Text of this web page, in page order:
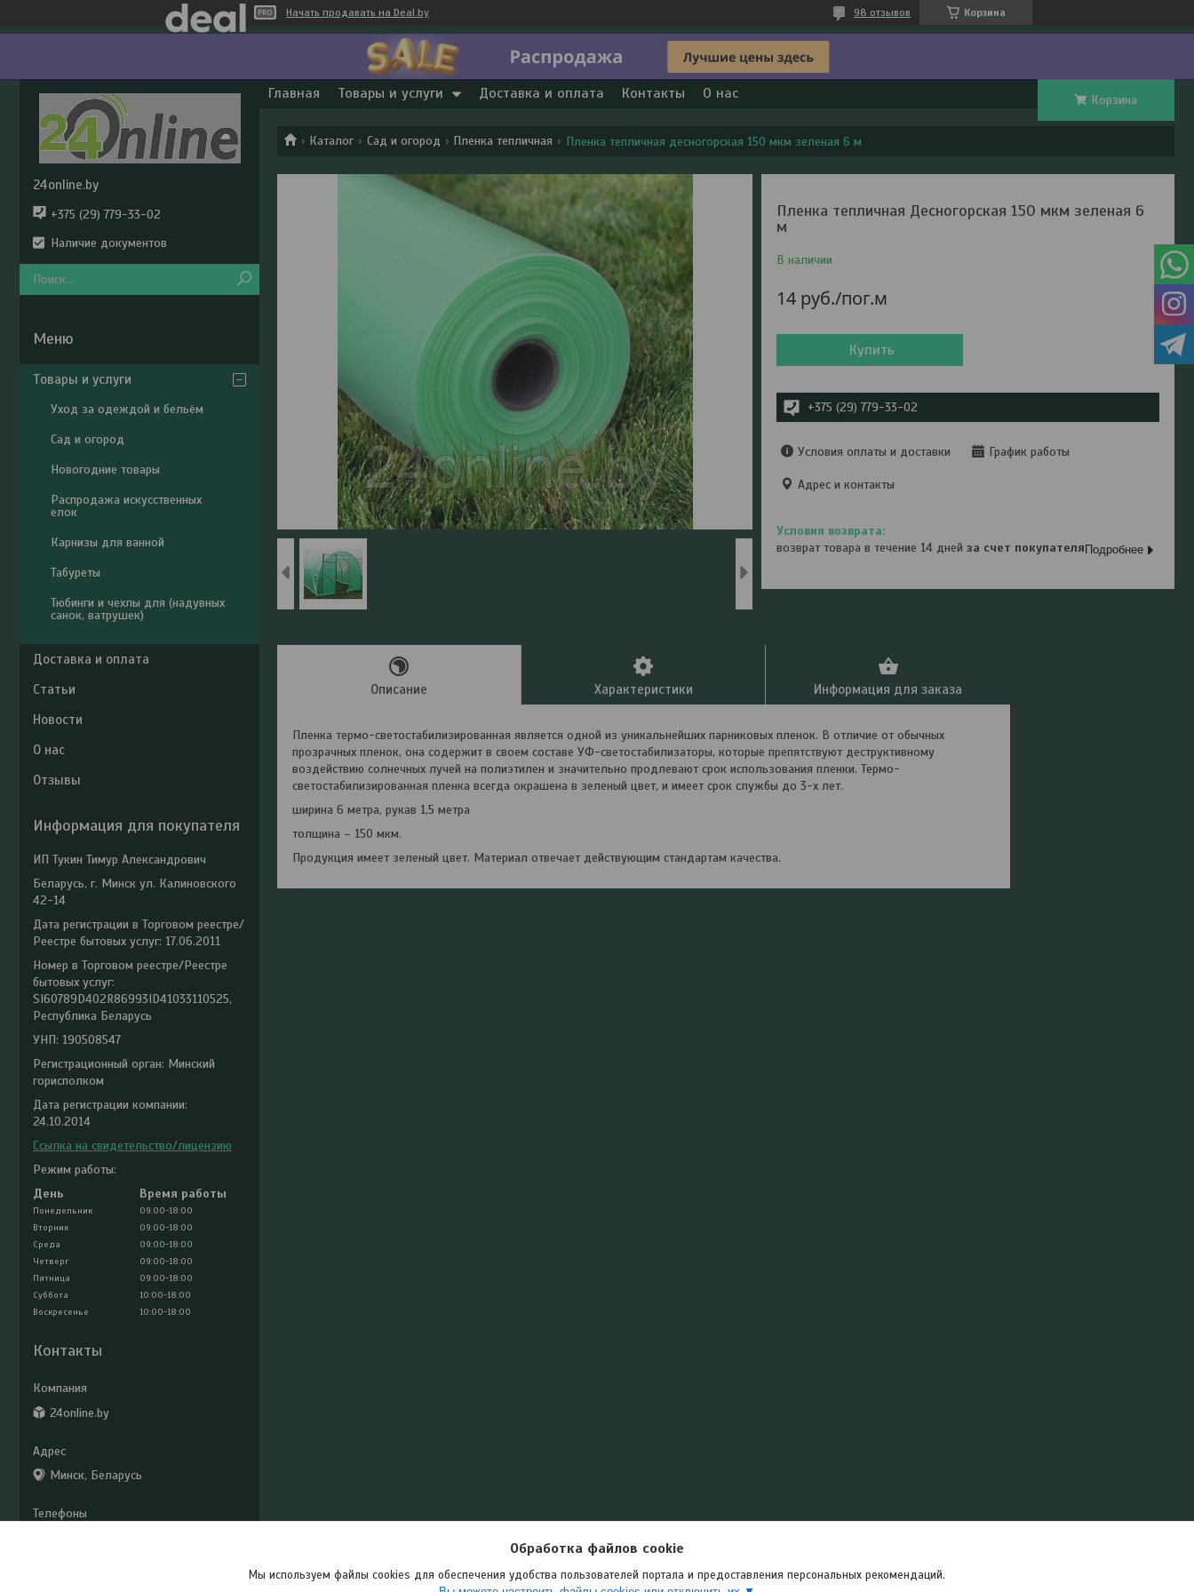
Начать продавать на Deal.by Корзина
98 отзывов
Главная Товары и услуги Доставка и оплата Контакты О нас Корзина
Каталог Сад и огород Пленка тепличная Пленка тепличная десногорская 150 мкм зеленая 6 м
Пленка тепличная Десногорская 150 мкм зеленая 6
м
В наличии
14 руб./пог.м
Купить
+375 (29) 779-33-02
Условия оплаты и доставки График работы
Адрес и контакты
возврат товара в течение 14 днейза счет покупателя Подробнее
Описание Характеристики Информация для заказа
Пленка термо-светостабилизированная является одной из уникальнейших парниковых пленок. В отличие от обычных
прозрачных пленок, она содержит в своем составе УФ-светостабилизаторы, которые препятствуют деструктивному
воздействию солнечных лучей на полиэтилен и значительно продлевают срок использования пленки. Термо-
светостабилизированная пленка всегда окрашена в зеленый цвет, и имеет срок службы до 3-х лет.
ширина 6 метра, рукав 1,5 метра
толщина – 150 мкм.
Продукция имеет зеленый цвет. Материал отвечает действующим стандартам качества.
24online.by
+375 (29) 779-33-02
Наличие документов
Товары и услуги
Уход за одеждой и бельём
Сад и огород
Новогодние товары
Распродажа искусственных
елок
Карнизы для ванной
Табуреты
Тюбинги и чехлы для (надувных
санок, ватрушек)
Доставка и оплата
Статьи
Новости
О нас
Отзывы
Информация для покупателя
ИП Тукин Тимур Александрович
Беларусь, г. Минск ул. Калиновского
42-14
Дата регистрации в Торговом реестре/
Реестре бытовых услуг: 17.06.2011
Номер в Торговом реестре/Реестре
бытовых услуг:
SI60789D402R86993ID41033110525,
Республика Беларусь
УНП: 190508547
Регистрационный орган: Минский
горисполком
Дата регистрации компании:
24.10.2014
Ссылка на свидетельство/лицензию
Режим работы:
День
Время работы
Понедельник
09:00-18:00
Вторник
09:00-18:00
Среда
09:00-18:00
Четверг
09:00-18:00
Пятница
09:00-18:00
Суббота
10:00-18:00
Воскресенье
10:00-18:00
Контакты
24online.by
Минск, Беларусь
Обработка файлов cookie
Мы используем файлы cookies для обеспечения удобства пользователей портала и предоставления персональных рекомендаций.